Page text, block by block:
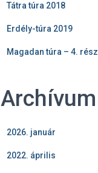
Tátra túra 2018
Erdély-túra 2019
Magadan túra – 4. rész
Archívum
2026. január
2022. április